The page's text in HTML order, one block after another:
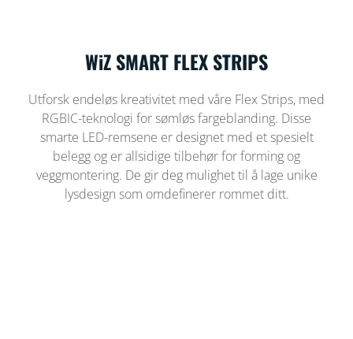
WiZ SMART FLEX STRIPS
Utforsk endeløs kreativitet med våre Flex Strips, med
RGBIC-teknologi for sømløs fargeblanding. Disse
smarte LED-remsene er designet med et spesielt
belegg og er allsidige tilbehør for forming og
veggmontering. De gir deg mulighet til å lage unike
lysdesign som omdefinerer rommet ditt.